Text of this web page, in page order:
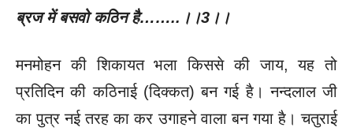
ब्रज में बसवो कठिन है……..।।3 ।।
मनमोहन की शिकायत भला किससे की जाय, यह तो
प्रतिदिन की कठिनाई (दिक्कत) बन गई है। नन्दलाल जी
का पुत्र नई तरह का कर उगाहने वाला बन गया है। चतुराई